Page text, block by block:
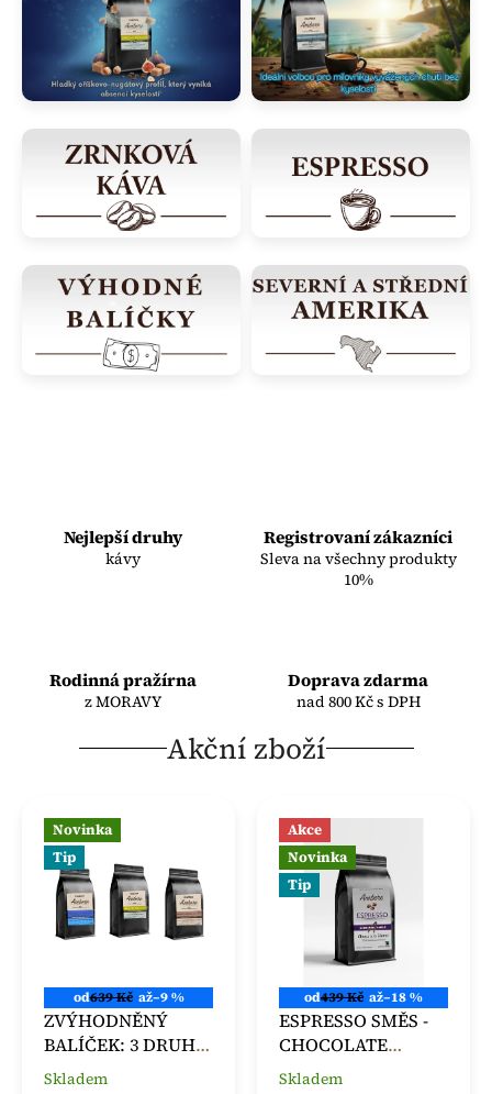
Nejlepší druhy
kávy
Registrovaní zákazníci
Sleva na všechny produkty
10%
Rodinná pražírna
z MORAVY
Doprava zdarma
nad 800 Kč s DPH
Akční zboží
Novinka
Tip
od639 Kč až–9 %
ZVÝHODNĚNÝ
BALÍČEK: 3 DRUHY
BRAZILSKÉ KÁVY
Průměrné
Skladem
Akce
Novinka
Tip
od439 Kč až–18 %
ESPRESSO SMĚS -
CHOCOLATE
BLEND
Průměrné
Skladem